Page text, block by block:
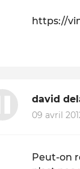
https://
david
09 avril
Peut-on